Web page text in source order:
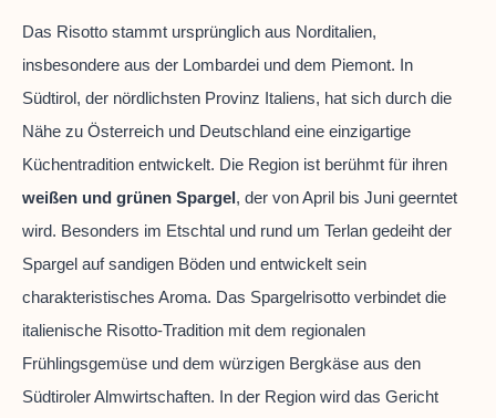
Das Risotto stammt ursprünglich aus Norditalien,
insbesondere aus der Lombardei und dem Piemont. In
Südtirol, der nördlichsten Provinz Italiens, hat sich durch die
Nähe zu Österreich und Deutschland eine einzigartige
Küchentradition entwickelt. Die Region ist berühmt für ihren
weißen und grünen Spargel, der von April bis Juni geerntet
wird. Besonders im Etschtal und rund um Terlan gedeiht der
Spargel auf sandigen Böden und entwickelt sein
charakteristisches Aroma. Das Spargelrisotto verbindet die
italienische Risotto-Tradition mit dem regionalen
Frühlingsgemüse und dem würzigen Bergkäse aus den
Südtiroler Almwirtschaften. In der Region wird das Gericht